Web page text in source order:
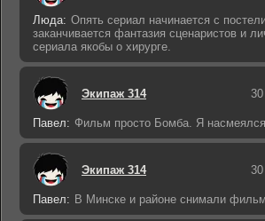
Люда: Опять сериал начинается с
заканчивается фантазия сценаристов и
сериала якобы о хирурге.
Экипаж 314
Павел: Фильм просто Бомба. Я
Экипаж 314
Павел: В Минске и районе снимали